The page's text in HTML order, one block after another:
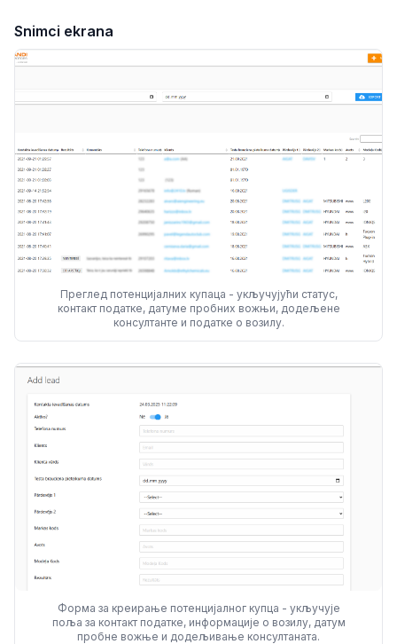
Snimci ekrana
Преглед потенцијалних купаца - укључујући статус,
контакт податке, датуме пробних вожњи, додељене
консултанте и податке о возилу.
Форма за креирање потенцијалног купца - укључује
поља за контакт податке, информације о возилу, датум
пробне вожње и додељивање консултаната.